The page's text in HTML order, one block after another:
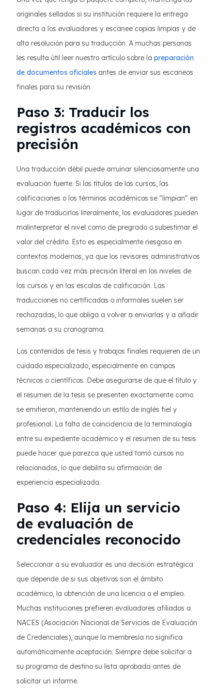
originales sellados si su institución requiere la entrega
directa a los evaluadores y escanee copias limpias y de
alta resolución para su traducción. A muchas personas
les resulta útil leer nuestro artículo sobre la preparación
de documentos oficiales antes de enviar sus escaneos
finales para su revisión.
Paso 3: Traducir los
registros académicos con
precisión
Una traducción débil puede arruinar silenciosamente una
evaluación fuerte. Si los títulos de los cursos, las
calificaciones o los términos académicos se "limpian" en
lugar de traducirlos literalmente, los evaluadores pueden
malinterpretar el nivel como de pregrado o subestimar el
valor del crédito. Esto es especialmente riesgoso en
contextos modernos, ya que los revisores administrativos
buscan cada vez más precisión literal en los niveles de
los cursos y en las escalas de calificación. Las
traducciones no certificadas o informales suelen ser
rechazadas, lo que obliga a volver a enviarlas y a añadir
semanas a su cronograma.
Los contenidos de tesis y trabajos finales requieren de un
cuidado especializado, especialmente en campos
técnicos o científicos. Debe asegurarse de que el título y
el resumen de la tesis se presenten exactamente como
se emitieron, manteniendo un estilo de inglés fiel y
profesional. La falta de coincidencia de la terminología
entre su expediente académico y el resumen de su tesis
puede hacer que parezca que usted tomó cursos no
relacionados, lo que debilita su afirmación de
experiencia especializada.
Paso 4: Elija un servicio
de evaluación de
credenciales reconocido
Seleccionar a su evaluador es una decisión estratégica
que depende de si sus objetivos son el ámbito
académico, la obtención de una licencia o el empleo.
Muchas instituciones prefieren evaluadores afiliados a
NACES (Asociación Nacional de Servicios de Evaluación
de Credenciales), aunque la membresía no significa
automáticamente aceptación. Siempre debe solicitar a
su programa de destino su lista aprobada antes de
solicitar un informe.